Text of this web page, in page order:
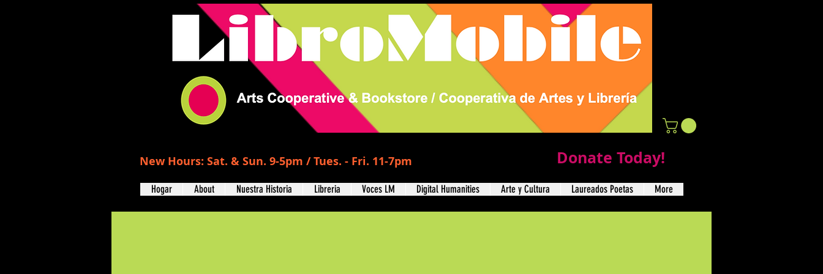
New Hours: Sat. & Sun. 9-5pm / Tues. - Fri. 11-7pm Donate Today!
Hogar About Nuestra Historia Libreria Voces LM Digital Humanities Arte y Cultura Laureados Poetas More